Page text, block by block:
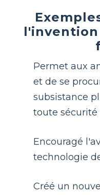
Permet aux
et de se
subsistance
toute sécurité
Encouragé
technologie
Créé un